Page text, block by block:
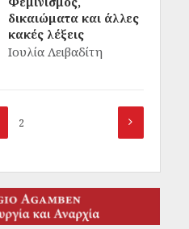
δικαιώματα και άλλες
κακές λέξεις
Ιουλία Λειβαδίτη
2